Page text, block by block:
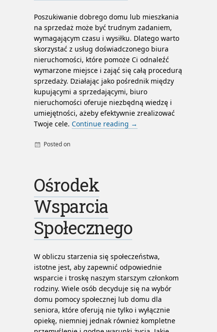
Poszukiwanie dobrego domu lub mieszkania
na sprzedaż może być trudnym zadaniem,
wymagającym czasu i wysiłku. Dlatego warto
skorzystać z usług doświadczonego biura
nieruchomości, które pomoże Ci odnaleźć
wymarzone miejsce i zająć się całą procedurą
sprzedaży. Działając jako pośrednik między
kupującymi a sprzedającymi, biuro
nieruchomości oferuje niezbędną wiedzę i
umiejętności, ażeby efektywnie zrealizować
Twoje cele. Continue reading →
Posted on
Ośrodek
Wsparcia
Społecznego
W obliczu starzenia się społeczeństwa,
istotne jest, aby zapewnić odpowiednie
wsparcie i troskę naszym starszym członkom
rodziny. Wiele osób decyduje się na wybór
domu pomocy społecznej lub domu dla
seniora, które oferują nie tylko i wyłącznie
opiekę, niemniej jednak również kompletne